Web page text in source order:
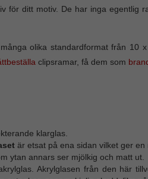
för ditt motiv. De har inga egentlig
olika standardformat från 10
clipsramar, få dem som
klarglas.
är etsat på ena sidan vilket ger en
ytan annars ser mjölkig och matt ut.
Akrylglasen från den här